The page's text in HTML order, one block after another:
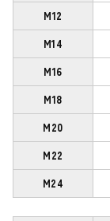
M12
M14
M16
M18
M20
M22
M24